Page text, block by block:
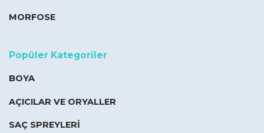
MORFOSE
Popüler Kategoriler
BOYA
AÇICILAR VE ORYALLER
SAÇ SPREYLERİ